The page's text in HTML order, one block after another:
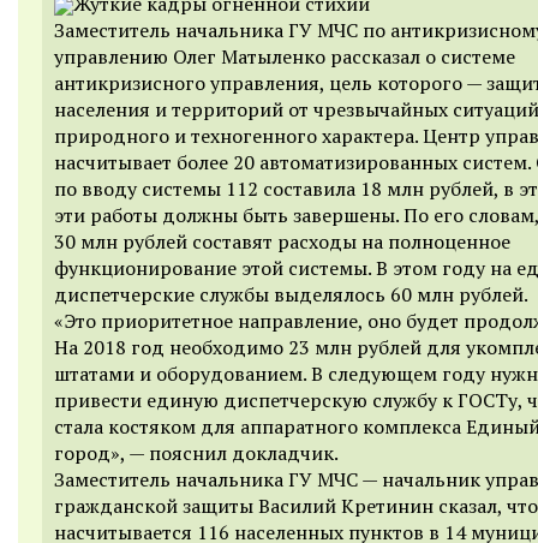
Заместитель начальника ГУ МЧС по
управлению Олег Матыленко рассказал о системе
антикризисного управления, цель которого —
населения и территорий от чрезвычайных ситуаций
природного и техногенного характера. Центр
насчитывает более 20 автоматизированных
по вводу системы 112 составила 18 млн рублей, в
эти работы должны быть завершены. По его
30 млн рублей составят расходы на полноценное
функционирование этой системы. В этом году на
диспетчерские службы выделялось 60 млн рублей.
«Это приоритетное направление, оно будет
На 2018 год необходимо 23 млн рублей для
штатами и оборудованием. В следующем году
привести единую диспетчерскую службу к ГОСТу,
стала костяком для аппаратного комплекса
город», — пояснил докладчик.
Заместитель начальника ГУ МЧС — начальник
гражданской защиты Василий Кретинин сказал,
насчитывается 116 населенных пунктов в 14